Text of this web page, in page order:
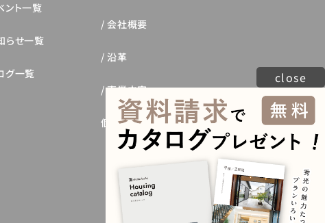
ント一覧
らせ一覧
グ一覧
会社概要
沿革
事業内容
個人情報保護方針
close